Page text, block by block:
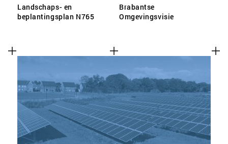
Landschaps- en
beplantingsplan N765
Brabantse
Omgevingsvisie